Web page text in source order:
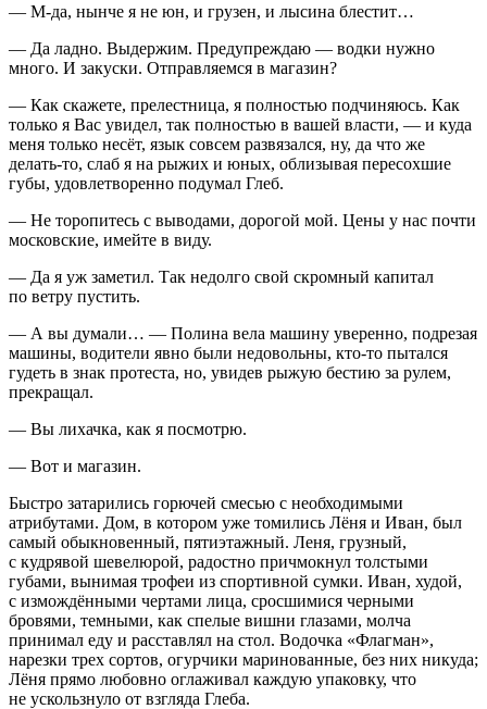
— М-да, нынче я не юн, и грузен, и лысина блестит…
— Да ладно. Выдержим. Предупреждаю — водки нужно
много. И закуски. Отправляемся в магазин?
— Как скажете, прелестница, я полностью подчиняюсь. Как
только я Вас увидел, так полностью в вашей власти, — и куда
меня только несёт, язык совсем развязался, ну, да что же
делать-то, слаб я на рыжих и юных, облизывая пересохшие
губы, удовлетворенно подумал Глеб.
— Не торопитесь с выводами, дорогой мой. Цены у нас почти
московские, имейте в виду.
— Да я уж заметил. Так недолго свой скромный капитал
по ветру пустить.
— А вы думали… — Полина вела машину уверенно, подрезая
машины, водители явно были недовольны, кто-то пытался
гудеть в знак протеста, но, увидев рыжую бестию за рулем,
прекращал.
— Вы лихачка, как я посмотрю.
— Вот и магазин.
Быстро затарились горючей смесью с необходимыми
атрибутами. Дом, в котором уже томились Лёня и Иван, был
самый обыкновенный, пятиэтажный. Леня, грузный,
с кудрявой шевелюрой, радостно причмокнул толстыми
губами, вынимая трофеи из спортивной сумки. Иван, худой,
с измождёнными чертами лица, сросшимися черными
бровями, темными, как спелые вишни глазами, молча
принимал еду и расставлял на стол. Водочка «Флагман»,
нарезки трех сортов, огурчики маринованные, без них никуда;
Лёня прямо любовно оглаживал каждую упаковку, что
не ускользнуло от взгляда Глеба.